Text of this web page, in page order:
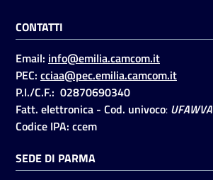
Accedi
Registrati
CONTATTI
Email: info@emilia.camcom.it
PEC: cciaa@pec.emilia.camcom.it
P.I./C.F.: 02870690340
Fatt. elettronica - Cod. univoco: UFAWVA
Codice IPA: ccem
SEDE DI PARMA